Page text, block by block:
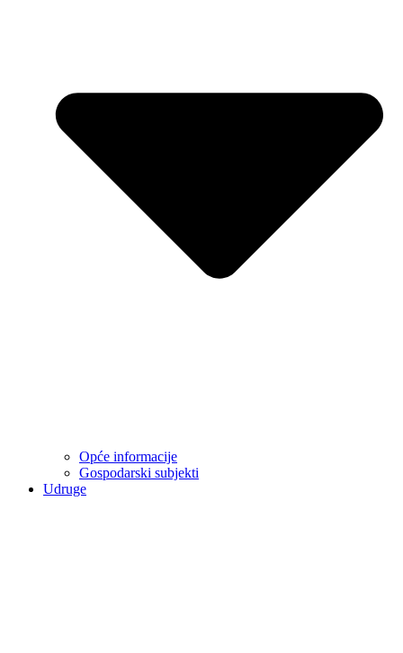
Opće informacije
Gospodarski subjekti
Udruge